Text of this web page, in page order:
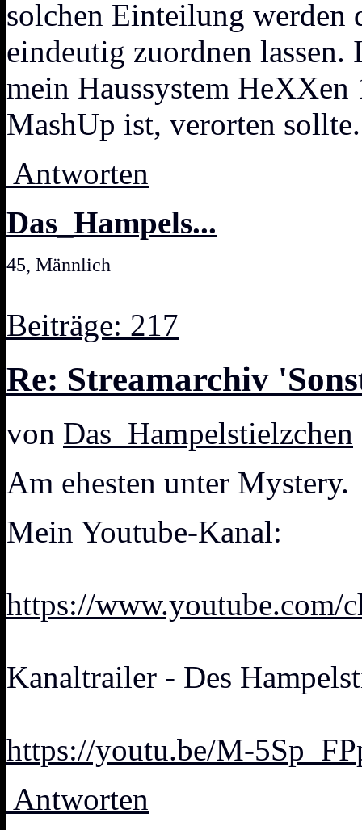
solchen Einteilung werden
eindeutig zuordnen
mein Haussystem HeXXen
MashUp ist, verorten sollte.
Antworten
Das_Hampels...
45, Männlich
Beiträge: 217
Re: Streamarchiv
von Das_Hampelstielzchen
Am ehesten unter Mystery.
Mein Youtube-Kanal:
https://www.youtube.com/
Kanaltrailer - Des
https://youtu.be/M-
Antworten